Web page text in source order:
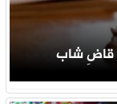
قاضِ شاب